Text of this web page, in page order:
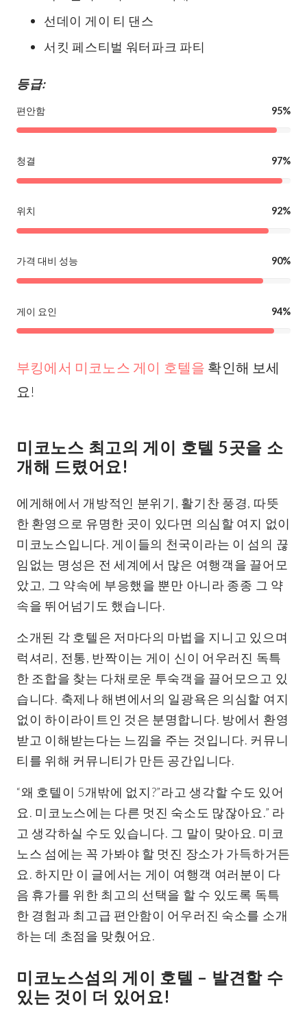
선데이 게이 티 댄스
서킷 페스티벌 워터파크 파티
등급:
편안함 95%
청결 97%
위치 92%
가격 대비 성능 90%
게이 요인 94%
부킹에서 미코노스 게이 호텔을 확인해 보세
요!
미코노스 최고의 게이 호텔 5곳을 소
개해 드렸어요!
에게해에서 개방적인 분위기, 활기찬 풍경, 따뜻
한 환영으로 유명한 곳이 있다면 의심할 여지 없이
미코노스입니다. 게이들의 천국이라는 이 섬의 끊
임없는 명성은 전 세계에서 많은 여행객을 끌어모
았고, 그 약속에 부응했을 뿐만 아니라 종종 그 약
속을 뛰어넘기도 했습니다.
소개된 각 호텔은 저마다의 마법을 지니고 있으며
럭셔리, 전통, 반짝이는 게이 신이 어우러진 독특
한 조합을 찾는 다채로운 투숙객을 끌어모으고 있
습니다. 축제나 해변에서의 일광욕은 의심할 여지
없이 하이라이트인 것은 분명합니다. 방에서 환영
받고 이해받는다는 느낌을 주는 것입니다. 커뮤니
티를 위해 커뮤니티가 만든 공간입니다.
“왜 호텔이 5개밖에 없지?”라고 생각할 수도 있어
요. 미코노스에는 다른 멋진 숙소도 많잖아요.” 라
고 생각하실 수도 있습니다. 그 말이 맞아요. 미코
노스 섬에는 꼭 가봐야 할 멋진 장소가 가득하거든
요. 하지만 이 글에서는 게이 여행객 여러분이 다
음 휴가를 위한 최고의 선택을 할 수 있도록 독특
한 경험과 최고급 편안함이 어우러진 숙소를 소개
하는 데 초점을 맞췄어요.
미코노스섬의 게이 호텔 – 발견할 수
있는 것이 더 있어요!